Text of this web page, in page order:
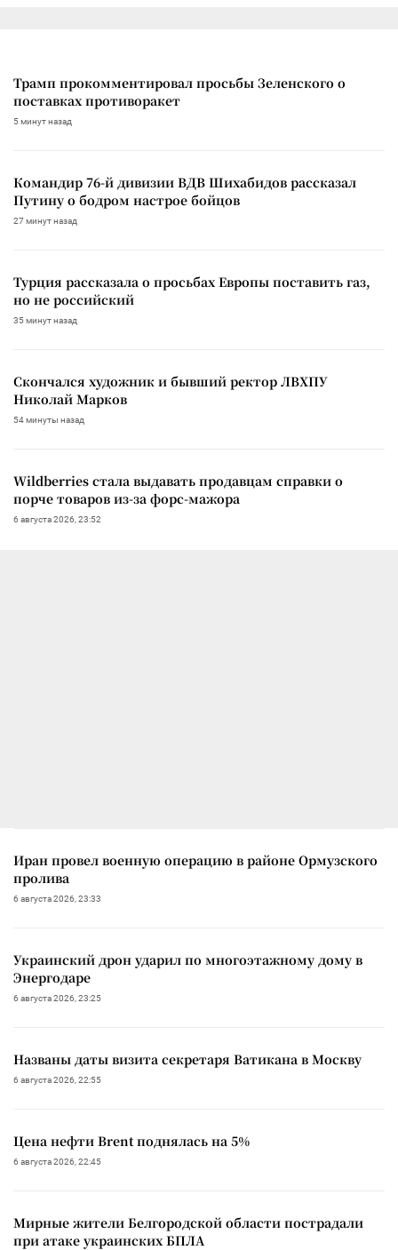
Трамп прокомментировал просьбы Зеленского о
поставках противоракет
5 минут назад
Командир 76-й дивизии ВДВ Шихабидов рассказал
Путину о бодром настрое бойцов
27 минут назад
Турция рассказала о просьбах Европы поставить газ,
но не российский
35 минут назад
Скончался художник и бывший ректор ЛВХПУ
Николай Марков
54 минуты назад
Wildberries стала выдавать продавцам справки о
порче товаров из-за форс-мажора
6 августа 2026, 23:52
Иран провел военную операцию в районе Ормузского
пролива
6 августа 2026, 23:33
Украинский дрон ударил по многоэтажному дому в
Энергодаре
6 августа 2026, 23:25
Названы даты визита секретаря Ватикана в Москву
6 августа 2026, 22:55
Цена нефти Brent поднялась на 5%
6 августа 2026, 22:45
Мирные жители Белгородской области пострадали
при атаке украинских БПЛА